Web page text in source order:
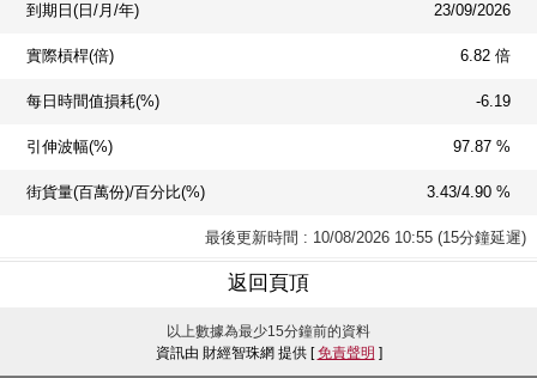
到期日(日/月/年) 23/09/2026
實際槓桿(倍) 6.82 倍
每日時間值損耗(%) -6.19
引伸波幅(%) 97.87 %
街貨量(百萬份)/百分比(%) 3.43/4.90 %
最後更新時間 : 10/08/2026 10:55 (15分鐘延遲)
返回頁頂
以上數據為最少15分鐘前的資料
資訊由 財經智珠網 提供 [免責聲明 ]